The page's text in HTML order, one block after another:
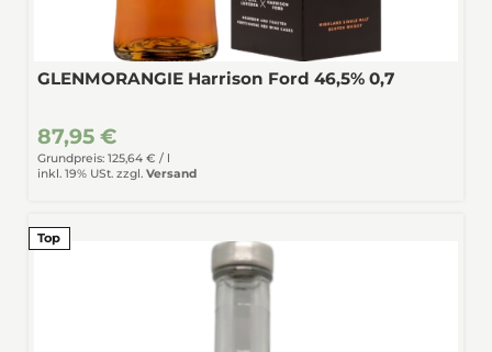
GLENMORANGIE Harrison Ford 46,5% 0,7
87,95 €
Grundpreis: 125,64 € / l
inkl. 19% USt. zzgl. Versand
Top